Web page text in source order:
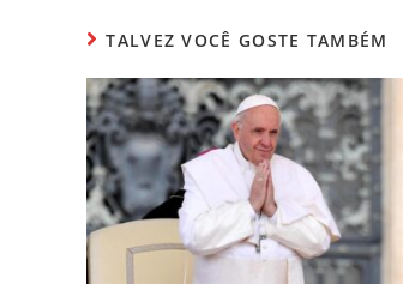
s
A
p
p
e
b
o
o
k
er p
ar
til
h
ar
TALVEZ VOCÊ GOSTE TAMBÉM